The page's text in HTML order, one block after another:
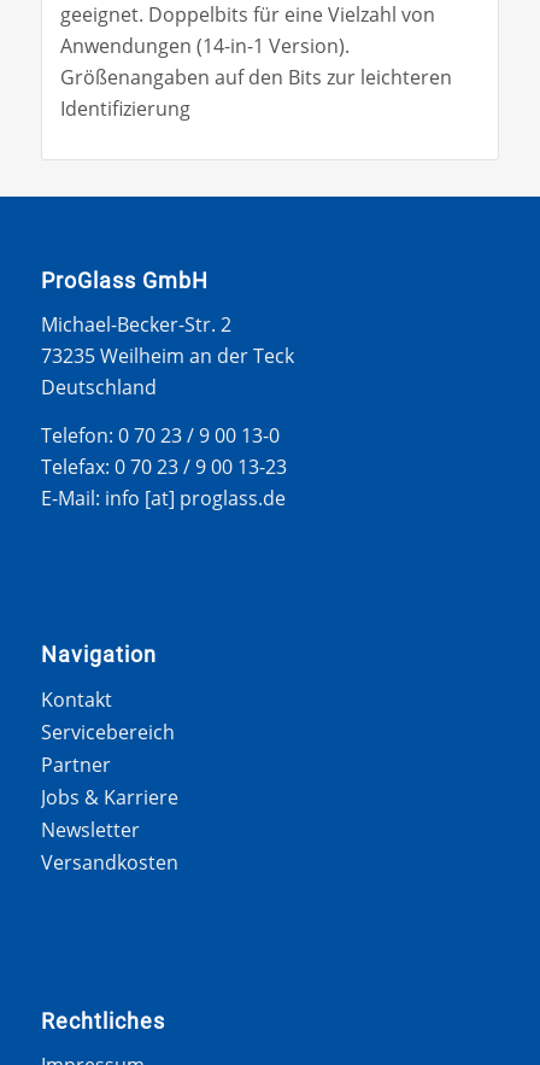
geeignet. Doppelbits für eine Vielzahl von
Anwendungen (14-in-1 Version).
Größenangaben auf den Bits zur leichteren
Identifizierung
ProGlass GmbH
Michael-Becker-Str. 2
73235 Weilheim an der Teck
Deutschland
Telefon: 0 70 23 / 9 00 13-0
Telefax: 0 70 23 / 9 00 13-23
E-Mail: info [at] proglass.de
Navigation
Kontakt
Servicebereich
Partner
Jobs & Karriere
Newsletter
Versandkosten
Rechtliches